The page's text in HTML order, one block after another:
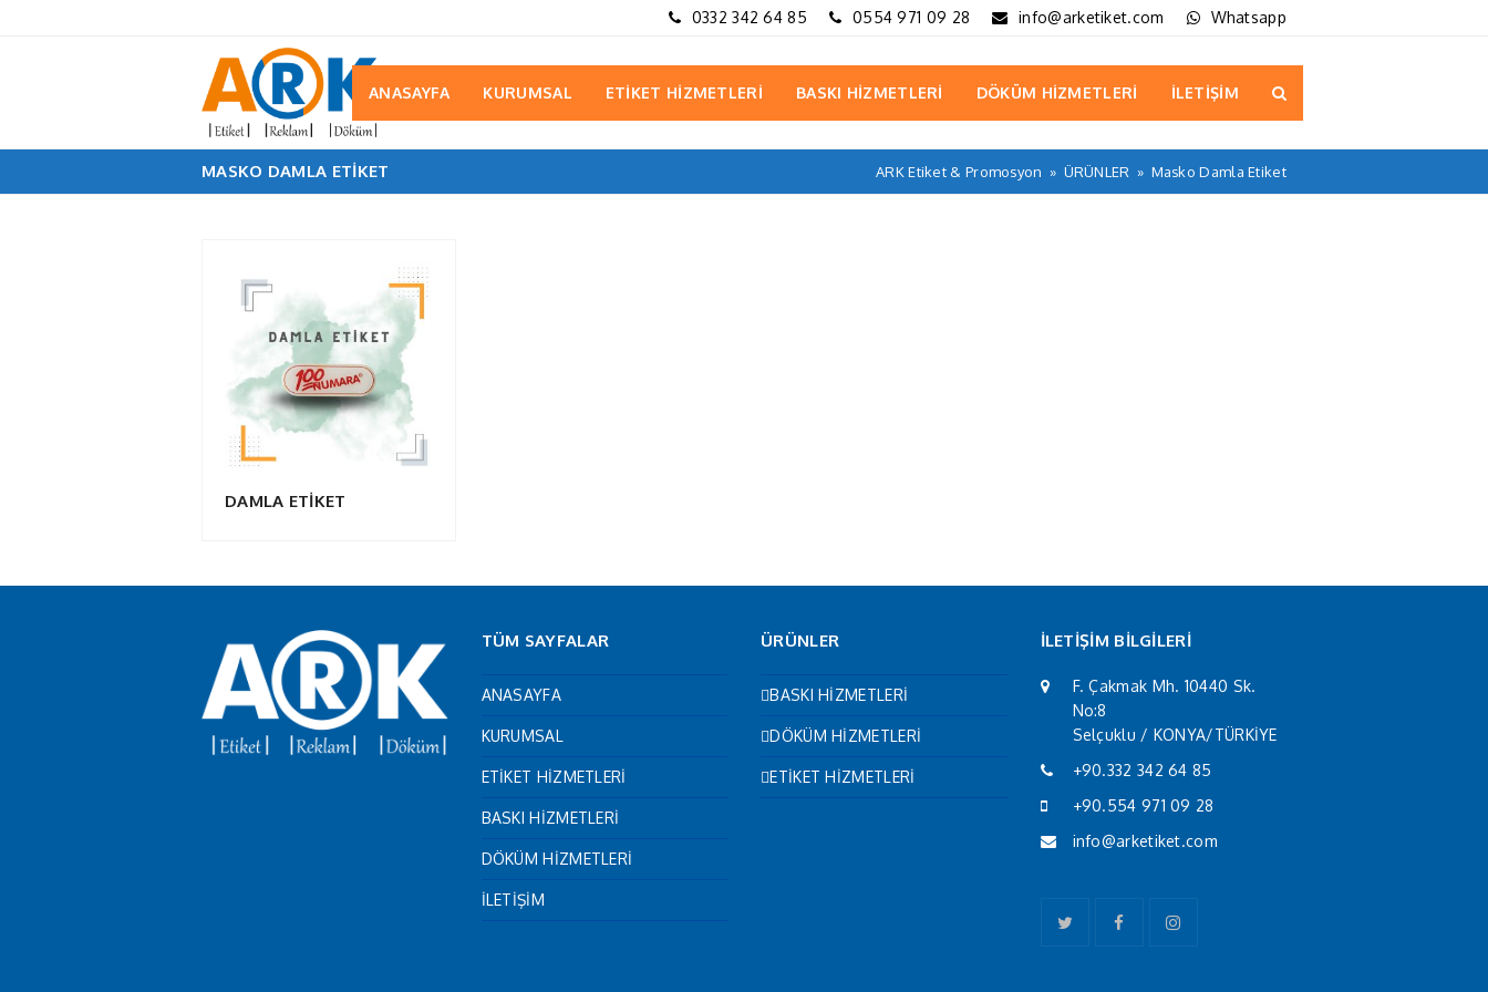
0332 342 64 85 0554 971 09 28 info@arketiket.com Whatsapp
ANASAYFA KURUMSAL ETİKET HİZMETLERİ BASKI HİZMETLERİ DÖKÜM HİZMETLERİ İLETİŞİM
MASKO DAMLA ETIKET ARK Etiket & Promosyon » ÜRÜNLER » Masko Damla Etiket
DAMLA ETİKET
TÜM SAYFALAR
ANASAYFA
KURUMSAL
ETİKET HİZMETLERİ
BASKI HİZMETLERİ
DÖKÜM HİZMETLERİ
İLETİŞİM
ÜRÜNLER
BASKI HİZMETLERİ
DÖKÜM HİZMETLERİ
ETİKET HİZMETLERİ
İLETİŞİM BİLGİLERİ
F. Çakmak Mh. 10440 Sk.
No:8
Selçuklu / KONYA/TÜRKİYE
+90.332 342 64 85
+90.554 971 09 28
info@arketiket.com
TwitterFacebookInstagram